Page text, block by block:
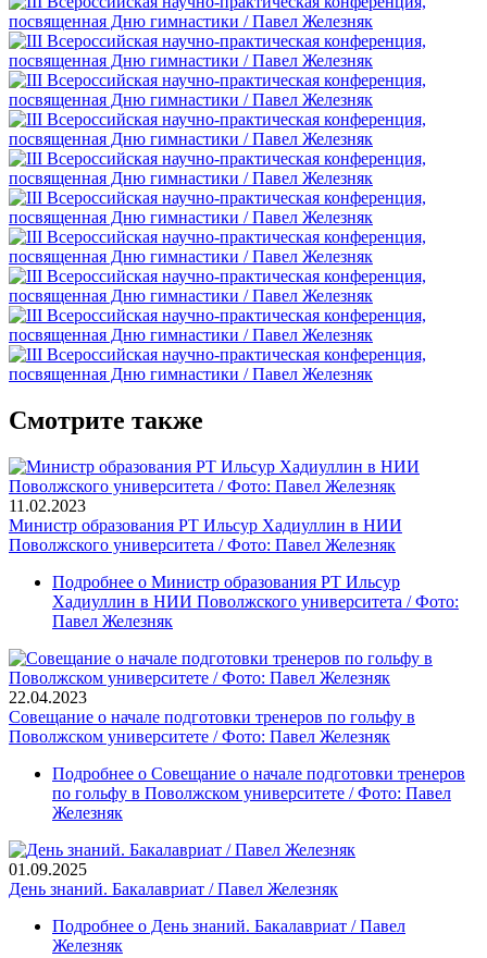
Смотрите также
11.02.2023
Министр образования РТ Ильсур Хадиуллин в НИИ
Поволжского университета / Фото: Павел Железняк
Подробнее о Министр образования РТ Ильсур
Хадиуллин в НИИ Поволжского университета / Фото:
Павел Железняк
22.04.2023
Совещание о начале подготовки тренеров по гольфу в
Поволжском университете / Фото: Павел Железняк
Подробнее о Совещание о начале подготовки тренеров
по гольфу в Поволжском университете / Фото: Павел
Железняк
01.09.2025
День знаний. Бакалавриат / Павел Железняк
Подробнее о День знаний. Бакалавриат / Павел
Железняк